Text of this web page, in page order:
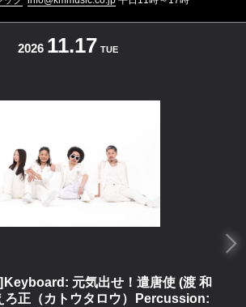
2026 11.17 TUE
Keyboard: 元気出せ！遣唐使 (渡 和
ろ正（カトウタロウ） Percussion: